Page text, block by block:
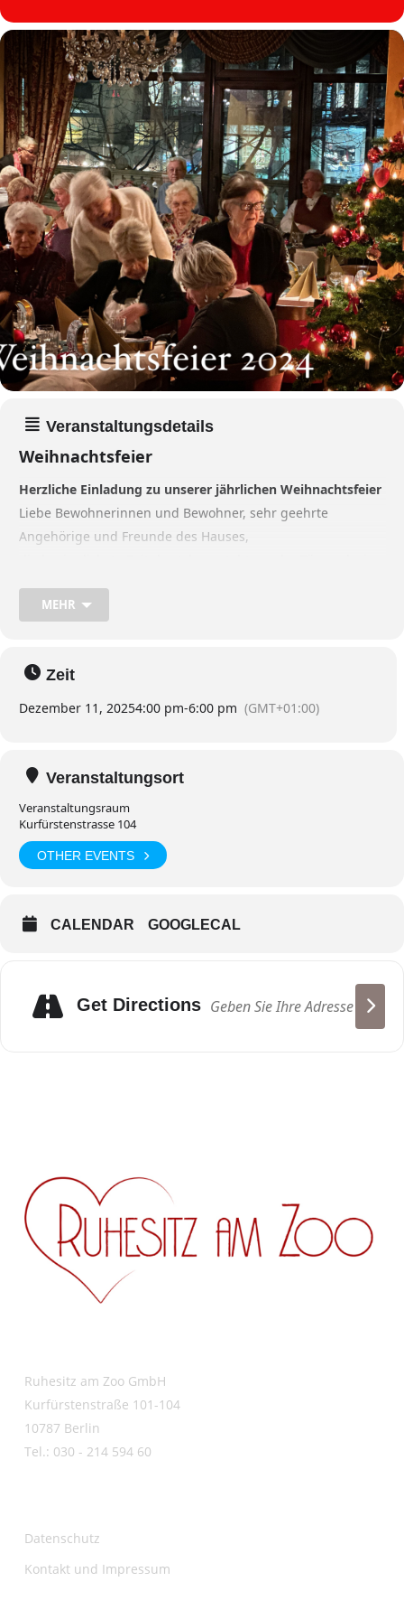
Veranstaltungsdetails
Weihnachtsfeier
Herzliche Einladung zu unserer jährlichen Weihnachtsfeier
Liebe Bewohnerinnen und Bewohner, sehr geehrte
Angehörige und Freunde des Hauses,
Weihnachtsfeier im Seniorenheim Ruhesitz am Zoo
genießen, uns an festlicher Musik erfreuen und das Jahr in
gemütlicher Runde ausklingen lassen.
steht vor der Tür“
MEHR
Zeit
Dezember 11, 20254:00 pm-6:00 pm (GMT+01:00)
Veranstaltungsort
Veranstaltungsraum
Kurfürstenstrasse 104
OTHER EVENTS
CALENDAR GOOGLECAL
Get Directions Adresse
Ruhesitz am Zoo GmbH
Kurfürstenstraße 101-104
10787 Berlin
Tel.: 030 - 214 594 60
Datenschutz
Kontakt und Impressum